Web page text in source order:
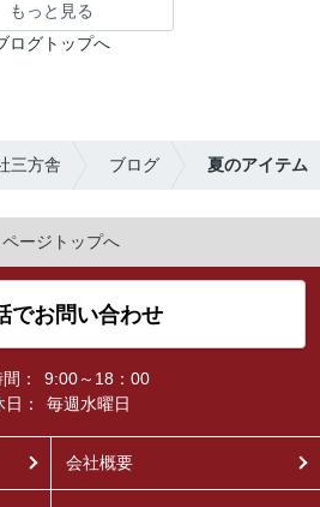
もっと見る
ログトップへ
三方舎 ブログ 夏のアイテム
ページトップへ
でお問い合わせ
：
9:00～18：00
：
毎週水曜日
会社概要